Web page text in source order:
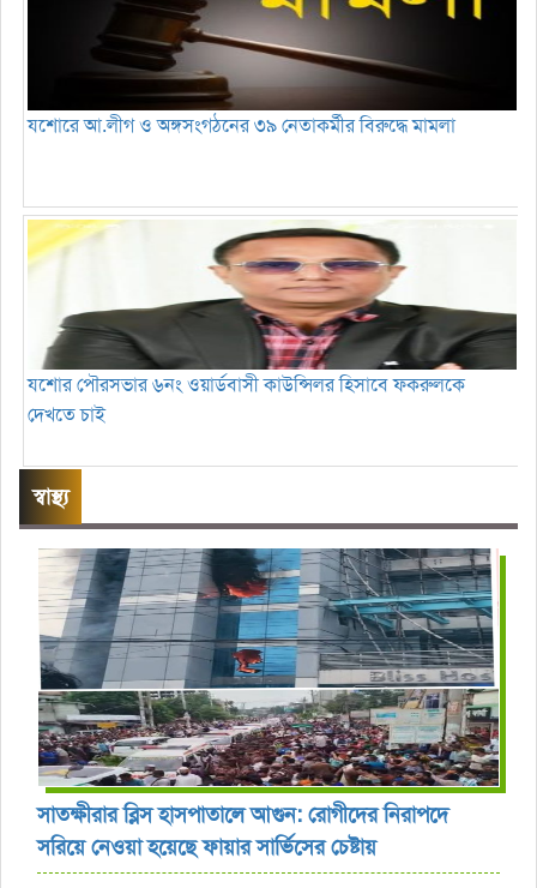
যশোরে আ.লীগ ও অঙ্গসংগঠনের ৩৯ নেতাকর্মীর বিরুদ্ধে মামলা
যশোর পৌরসভার ৬নং ওয়ার্ডবাসী কাউন্সিলর হিসাবে ফকরুলকে
দেখতে চাই
স্বাস্থ্য
সাতক্ষীরার ব্লিস হাসপাতালে আগুন: রোগীদের নিরাপদে
সরিয়ে নেওয়া হয়েছে ফায়ার সার্ভিসের চেষ্টায়